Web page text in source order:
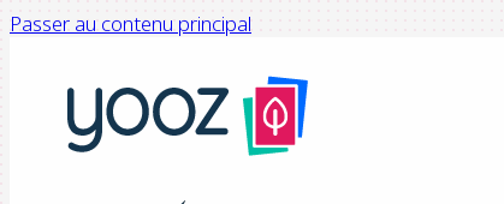
Passer au contenu principal